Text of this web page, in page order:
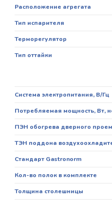
Расположение агрегата
Тип испарителя
Терморегулятор
Тип оттайки
Система электропитания, В/Гц
Потребляемая мощность, Вт,
ПЭН обогрева дверного
ТЭН поддона
Стандарт Gastronorm
Кол-во полок в комплекте
Толщина столешницы